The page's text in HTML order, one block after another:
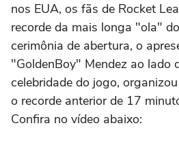
nos EUA, os fãs de Rocket
recorde da mais longa "ola"
cerimônia de abertura, o
"GoldenBoy" Mendez ao lado
celebridade do jogo,
o recorde anterior de 17
Confira no vídeo abaixo: